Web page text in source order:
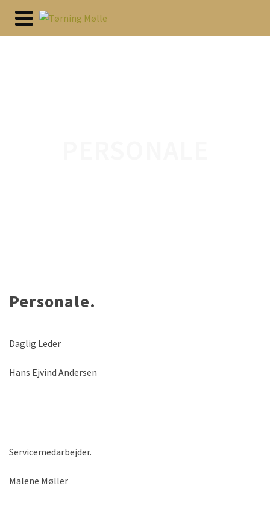
Personale.
Daglig Leder
Hans Ejvind Andersen
Servicemedarbejder.
Malene Møller